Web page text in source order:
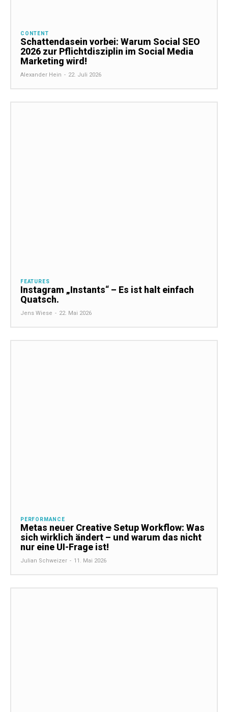
CONTENT
Schattendasein vorbei: Warum Social SEO
2026 zur Pflichtdisziplin im Social Media
Marketing wird!
Alexander Hein - 22. Juli 2026
FEATURES
Instagram „Instants“ – Es ist halt einfach
Quatsch.
Jens Wiese - 22. Mai 2026
PERFORMANCE
Metas neuer Creative Setup Workflow: Was
sich wirklich ändert – und warum das nicht
nur eine UI-Frage ist!
Julian Schweizer - 11. Mai 2026